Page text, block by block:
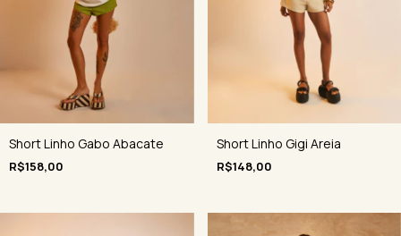
Short Linho Gabo Abacate
R$158,00
Short Linho Gigi Areia
R$148,00